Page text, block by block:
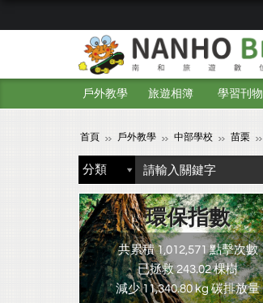
戶外教學 旅遊相簿 學習刊物
首頁 戶外教學 中部學校 苗栗
環保指數
共累積 1,012,571 點擊次數
已拯救 243.02 棵樹
減少 11,340.80 kg 碳排放量